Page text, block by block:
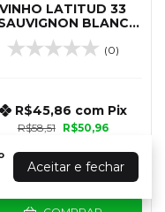
Aceitar e fechar
VINHO LATITUD 33
BLANC
750 ML
(0)
R$58,51 R$50,96
R$45,86 com Pix